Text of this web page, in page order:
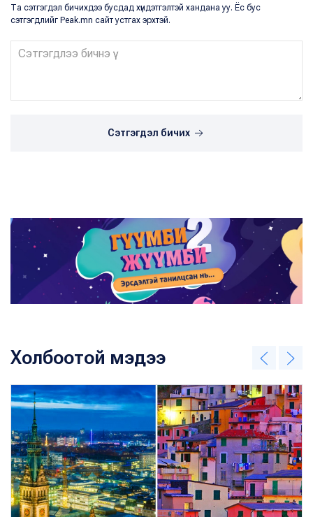
Та сэтгэгдэл бичихдээ бусдад хүндэтгэлтэй хандана уу. Ёс бус
сэтгэгдлийг Peak.mn сайт устгах эрхтэй.
Сэтгэгдэл бичих
Холбоотой мэдээ